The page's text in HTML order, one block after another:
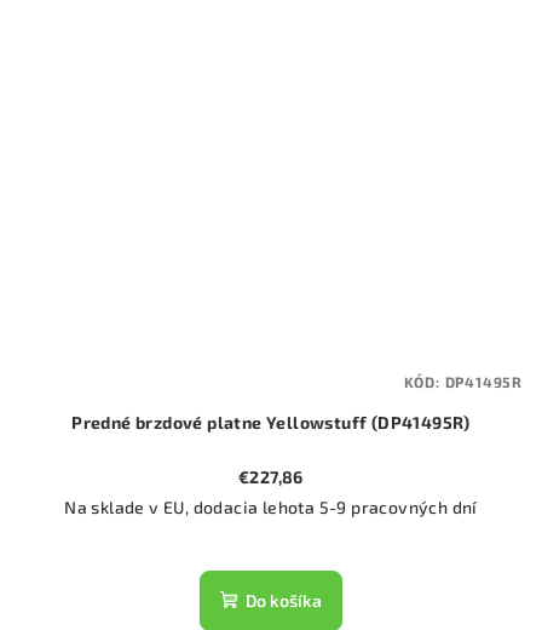
Predné brzdové platne Yellowstuff (DP41495R)
€227,86
Na sklade v EU, dodacia lehota 5-9 pracovných dní
Do košíka
KÓD: DP41495R